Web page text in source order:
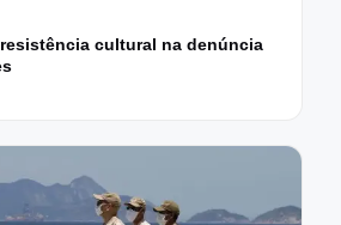
cultural na denúncia